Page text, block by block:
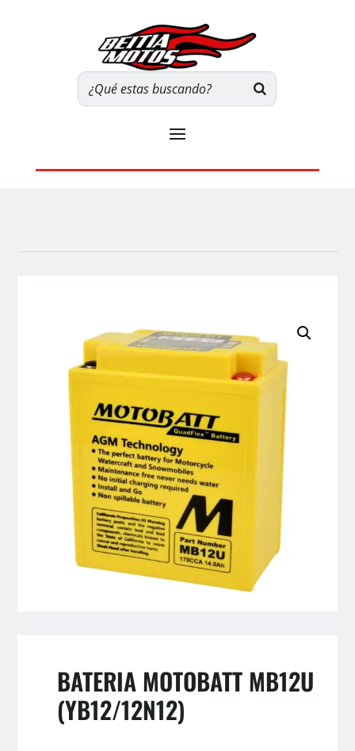
BATERIA MOTOBATT MB12U
(YB12/12N12)